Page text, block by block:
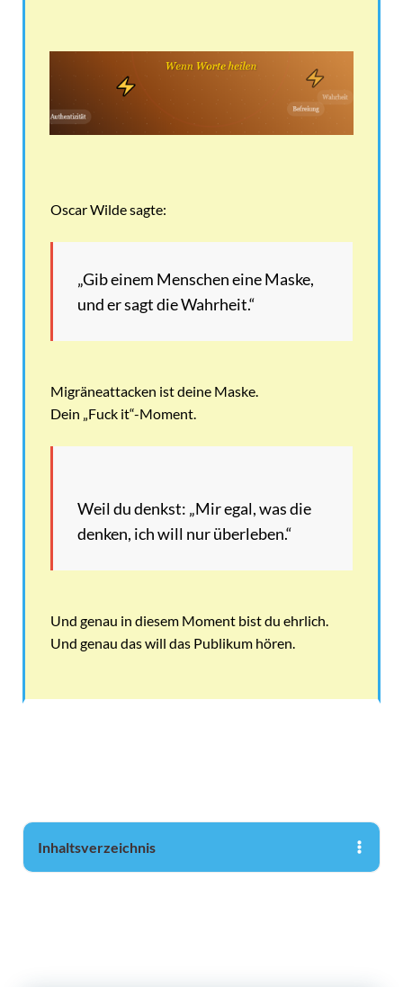
Oscar Wilde sagte:
„Gib einem Menschen eine Maske,
und er sagt die Wahrheit.“
Migräneattacken ist deine Maske.
Dein „Fuck it“-Moment.
Weil du denkst: „Mir egal, was die
denken, ich will nur überleben.“
Und genau in diesem Moment bist du ehrlich.
Und genau das will das Publikum hören.
Inhaltsverzeichnis